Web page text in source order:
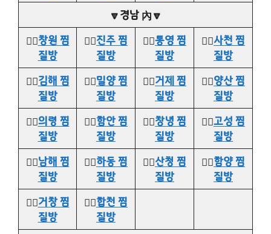
🔽경남 內🔽
👉🏻창원 찜
질방
👉🏻진주 찜
질방
👉🏻통영 찜
질방
👉🏻사천 찜
질방
👉🏻김해 찜
질방
👉🏻밀양 찜
질방
👉🏻거제 찜
질방
👉🏻양산 찜
질방
👉🏻의령 찜
질방
👉🏻함안 찜
질방
👉🏻창녕 찜
질방
👉🏻고성 찜
질방
👉🏻남해 찜
질방
👉🏻하동 찜
질방
👉🏻산청 찜
질방
👉🏻함양 찜
질방
👉🏻거창 찜
질방
👉🏻합천 찜
질방